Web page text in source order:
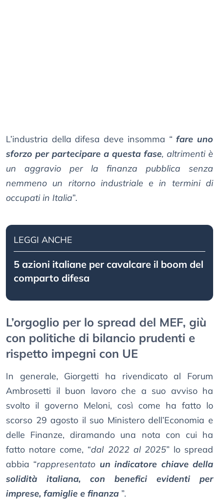
L’industria della difesa deve insomma “ fare uno
sforzo per partecipare a questa fase, altrimenti è
un aggravio per la finanza pubblica senza
nemmeno un ritorno industriale e in termini di
occupati in Italia”.
LEGGI ANCHE
5 azioni italiane per cavalcare il boom del
comparto difesa
L’orgoglio per lo spread del MEF, giù
con politiche di bilancio prudenti e
rispetto impegni con UE
In generale, Giorgetti ha rivendicato al Forum
Ambrosetti il buon lavoro che a suo avviso ha
svolto il governo Meloni, così come ha fatto lo
scorso 29 agosto il suo Ministero dell’Economia e
delle Finanze, diramando una nota con cui ha
fatto notare come, “dal 2022 al 2025” lo spread
abbia “rappresentato un indicatore chiave della
solidità italiana, con benefici evidenti per
imprese, famiglie e finanza ”.